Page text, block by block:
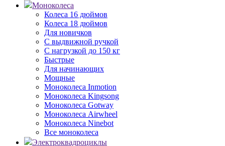
Моноколеса
Колеса 16 дюймов
Колеса 18 дюймов
Для новичков
С выдвижной ручкой
С нагрузкой до 150 кг
Быстрые
Для начинающих
Мощные
Моноколеса Inmotion
Моноколеса Kingsong
Моноколеса Gotway
Моноколеса Airwheel
Моноколеса Ninebot
Все моноколеса
Электроквадроциклы